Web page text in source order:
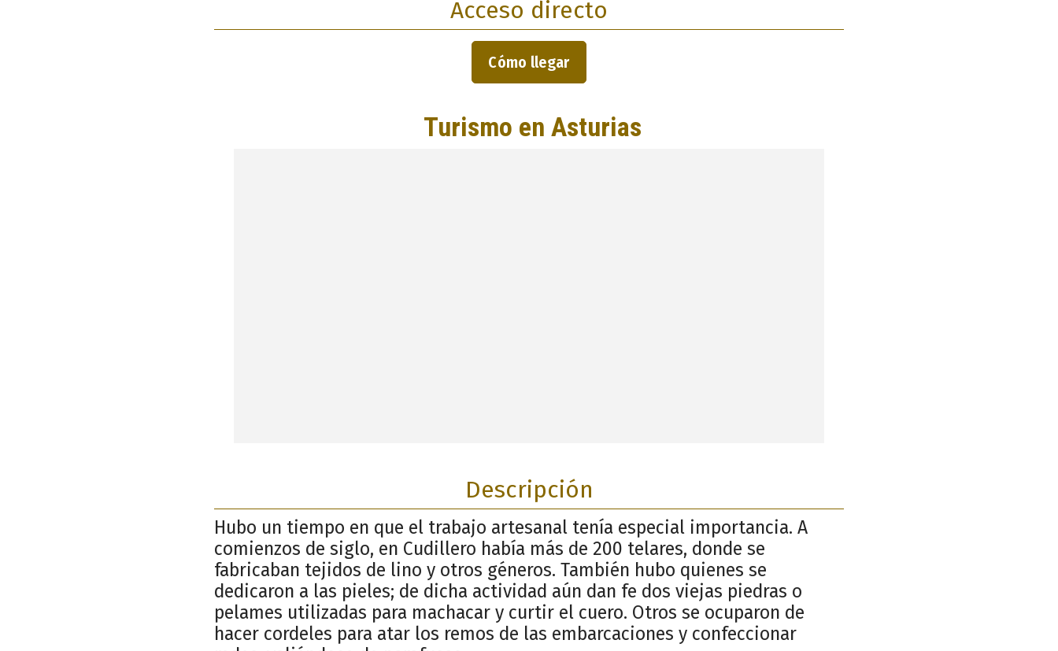
Acceso directo
Cómo llegar
Descripción
Hubo un tiempo en que el trabajo artesanal tenía especial importancia. A
comienzos de siglo, en Cudillero había más de 200 telares, donde se
fabricaban tejidos de lino y otros géneros. También hubo quienes se
dedicaron a las pieles; de dicha actividad aún dan fe dos viejas piedras o
pelames utilizadas para machacar y curtir el cuero. Otros se ocuparon de
hacer cordeles para atar los remos de las embarcaciones y confeccionar